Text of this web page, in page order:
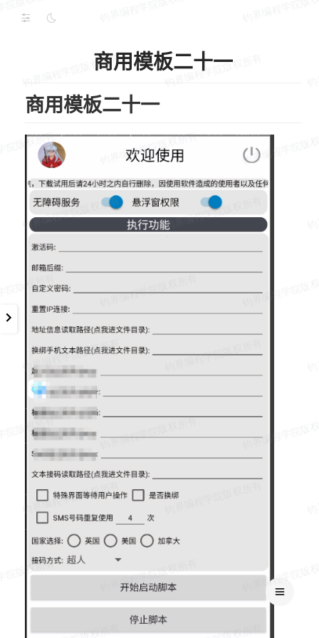
商用模板二十一
商用模板二十一